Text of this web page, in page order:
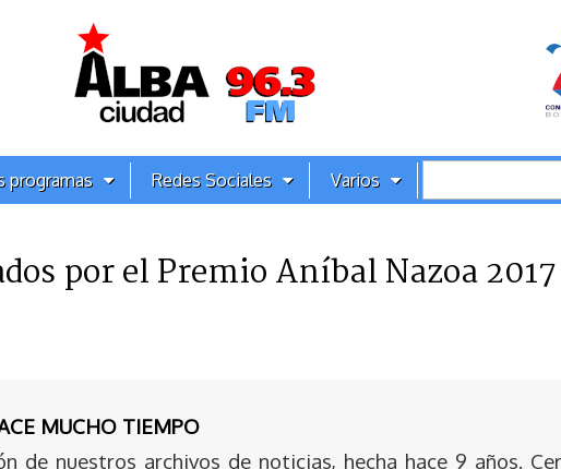
programas Redes Sociales Varios
por el Premio Aníbal Nazoa 2017
MUCHO TIEMPO
de nuestros archivos de noticias, hecha hace 9 años.